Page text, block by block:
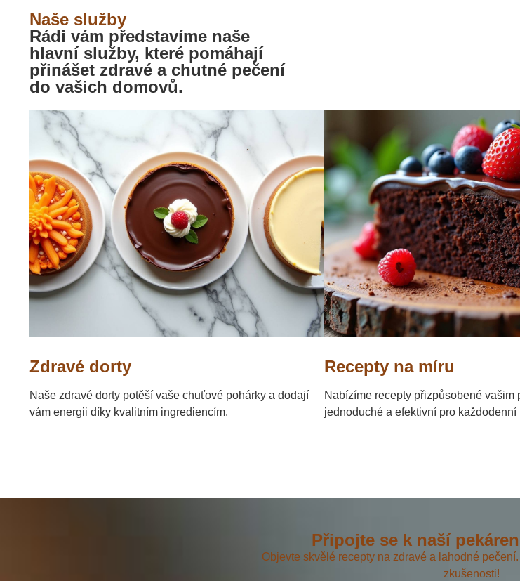
Naše služby
Rádi vám představíme naše
hlavní služby, které pomáhají
přinášet zdravé a chutné pečení
do vašich domovů.
Zdravé dorty
Naše zdravé dorty potěší vaše chuťové pohárky a dodají
vám energii díky kvalitním ingrediencím.
Recepty na míru
Nabízíme recepty přizpůsobené vašim
jednoduché a efektivní pro každodenní
Připojte se k naší
Objevte skvělé recepty na zdravé a lahodné
zkušenosti!